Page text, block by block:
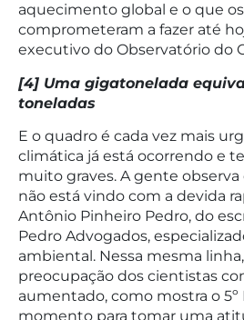
aquecimento global e o que os
comprometeram a fazer até
executivo do Observatório do
[4] Uma gigatonelada
toneladas
E o quadro é cada vez mais
climática já está ocorrendo e
muito graves. A gente
não está vindo com a devida
Antônio Pinheiro Pedro, do
Pedro Advogados,
ambiental. Nessa mesma linha,
preocupação dos cientistas
aumentado, como mostra o 5º
momento para tomar uma